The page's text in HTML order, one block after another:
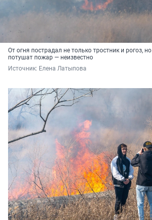
От огня пострадал не только тростник и рогоз,
потушат пожар — неизвестно
Источник: Елена Латыпова